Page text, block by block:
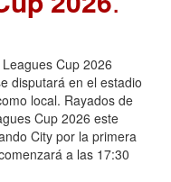
Cup 2026
disputará en el estadio
local. Rayados de
Cup 2026 este
City por la primera
a las 17:30